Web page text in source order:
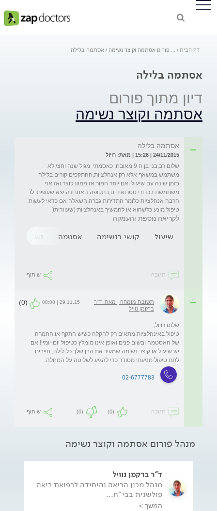
דף הבית פורום אסתמה וקוצר נשימה אסתמה בלילה
אסתמה בלילה
דיון מתוך פורום
אסתמה וקוצר נשימה
אסתמה בלילה
24/11/2015 | 15:28 | מאת: רויול
שלום רב,בני בן ה 9 מאובחן כאסמתי  מגיל שנה וחצי,לא
משתמש במשאף אלא רק אנהלציות,ההתקפים קורים בלילה
בזמן שינה עם שיעול ואם יותר חמור אז ממש קוצר ואז אני
משתמשת בכדורי סטרואידים,בתקופה האחרונה יצא שעשיתי לו
הרבה אנהלציות כלומר התדירות גברה,השאלה אם כדאי לעשות
טיפול מונע כלשהוא או להמשיך באנהלציות (שעוזרות(
לקריאה נוספת והעמקה
שיעול קושי בנשימה אסטמה נשימת יתר
תגובה שיתוף
תשובת מומחה | מאת: ד"ר
ברקמן נוויל
29.11.15 | 00:08
(0)
טיפול באינהלציות מתאים רק להקלה כשיש התקף או החמרה
של האסטמה ובשום פנים ואופן אינו מומלץ כטיפול יום-יומי!! אם
יש שיעול או קוצר נשימה שמעיר את הבן שלך כל לילה, חייבים
לתת טיפול מניעתי מסודר כדי להגיע לשליטה על המחלה.
02-6777783
תגובה (0)
(0) שיתוף
מנהל פורום אסתמה וקוצר נשימה
ד"ר ברקמן נוויל
מנהל מכון הריאה והיחידה לרפואת ריאה
פולשנית בבי"ח...
המשך >